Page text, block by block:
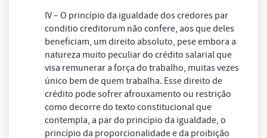
IV – O princípio da igualdade dos credores par
conditio creditorum não confere, aos que deles
beneficiam, um direito absoluto, pese embora a
natureza muito peculiar do crédito salarial que
visa remunerar a força do trabalho, muitas vezes
único bem de quem trabalha. Esse direito de
crédito pode sofrer afrouxamento ou restrição
como decorre do texto constitucional que
contempla, a par do princípio da igualdade, o
princípio da proporcionalidade e da proibição